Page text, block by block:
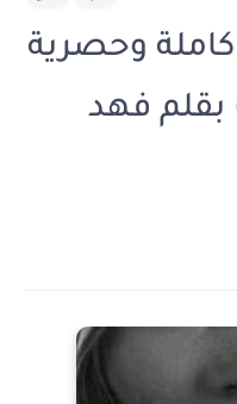
وحصرية
بقلم فهد